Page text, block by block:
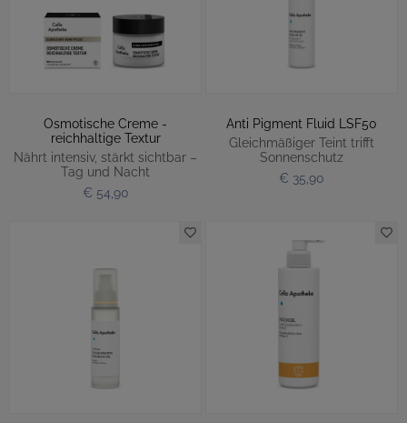
Osmotische Creme -
reichhaltige Textur
Nährt intensiv, stärkt sichtbar –
Tag und Nacht
€ 54,90
Anti Pigment Fluid LSF50
Gleichmäßiger Teint trifft
Sonnenschutz
€ 35,90